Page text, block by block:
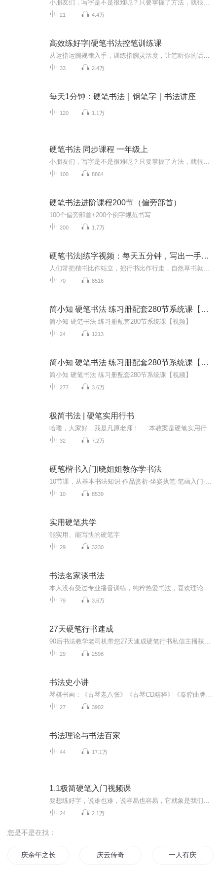
21 4.4万
高效练好字|硬笔书法控笔训练课
33 2.4万
每天1分钟：硬笔书法｜钢笔字｜书法讲座
120 1.1万
硬笔书法 同步课程 一年级上
100 8864
硬笔书法进阶课程200节（偏旁部首）
100个偏旁部首+200个例字规范书写
200 1.7万
硬笔书法|练字视频：每天五分钟，写出一手好字
70 8516
简小知 硬笔书法 练习册配套280节系统课【视频】
简小知 硬笔书法 练习册配套280节系统课【视频】
24 1213
简小知 硬笔书法 练习册配套280节系统课【视频】
简小知 硬笔书法 练习册配套280节系统课【视频】
277 3.6万
极简书法 | 硬笔实用行书
32 7.2万
硬笔楷书入门|晓姐姐教你学书法
10 8539
实用硬笔共学
能实用、能写快的硬笔字
29 3230
书法名家谈书法
79 3.6万
27天硬笔行书速成
29 2598
书法史小讲
27 3902
书法理论与书法百家
44 17.1万
1.1极简硬笔入门视频课
24 2.1万
您是不是在找：
庆余年之长歌行 庆云传奇 一人有庆